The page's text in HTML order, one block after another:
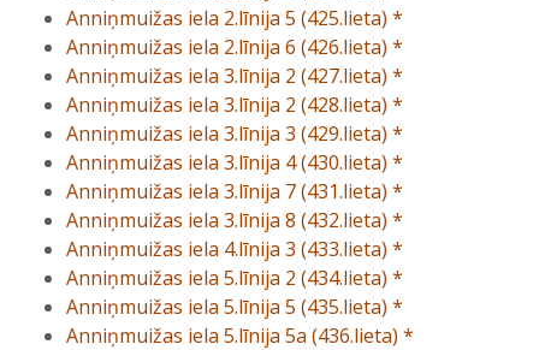
Anniņmuižas iela 2.līnija 5 (425.lieta) *
Anniņmuižas iela 2.līnija 6 (426.lieta) *
Anniņmuižas iela 3.līnija 2 (427.lieta) *
Anniņmuižas iela 3.līnija 2 (428.lieta) *
Anniņmuižas iela 3.līnija 3 (429.lieta) *
Anniņmuižas iela 3.līnija 4 (430.lieta) *
Anniņmuižas iela 3.līnija 7 (431.lieta) *
Anniņmuižas iela 3.līnija 8 (432.lieta) *
Anniņmuižas iela 4.līnija 3 (433.lieta) *
Anniņmuižas iela 5.līnija 2 (434.lieta) *
Anniņmuižas iela 5.līnija 5 (435.lieta) *
Anniņmuižas iela 5.līnija 5a (436.lieta) *